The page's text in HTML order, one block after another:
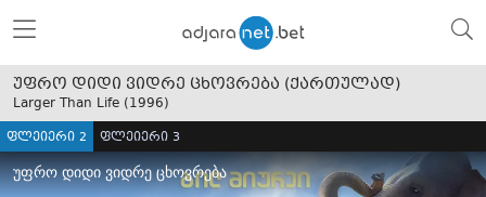
უფრო დიდი ვიდრე ცხოვრება (ქართულად)
Larger Than Life (1996)
ფლეიერი 2 ფლეიერი 3